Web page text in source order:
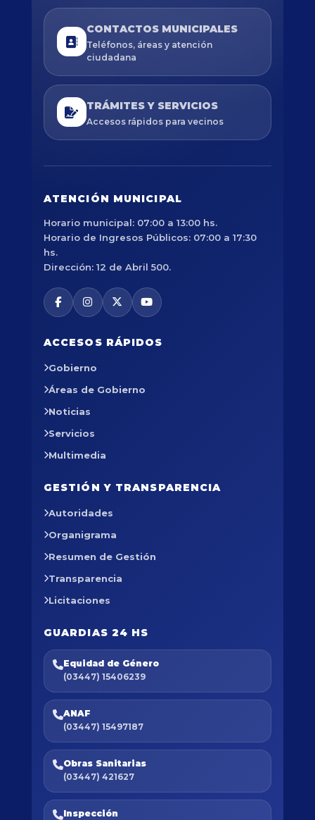
CONTACTOS MUNICIPALES
Teléfonos, áreas y atención
ciudadana
TRÁMITES Y SERVICIOS
Accesos rápidos para vecinos
ATENCIÓN MUNICIPAL
Horario municipal: 07:00 a 13:00 hs.
Horario de Ingresos Públicos: 07:00 a 17:30
hs.
Dirección: 12 de Abril 500.
ACCESOS RÁPIDOS
Gobierno
Áreas de Gobierno
Noticias
Servicios
Multimedia
GESTIÓN Y TRANSPARENCIA
Autoridades
Organigrama
Resumen de Gestión
Transparencia
Licitaciones
GUARDIAS 24 HS
Equidad de Género
(03447) 15406239
ANAF
(03447) 15497187
Obras Sanitarias
(03447) 421627
Inspección